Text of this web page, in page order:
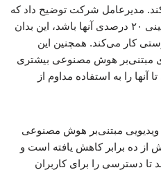
مدیرعامل شرکت توضیح داد که
اگر رشد کاربران سریع‌تر از پیش‌بینی ۲۰ درصدی آنها باشد، این بدان
کار می‌کند. همچنین این
مبتنی‌بر هوش مصنوعی بیشتری
آنها را به استفاده مداوم از
مبتنی‌بر هوش مصنوعی
از ده برابر کاهش یافته است و
تا دسترسی را برای کاربران